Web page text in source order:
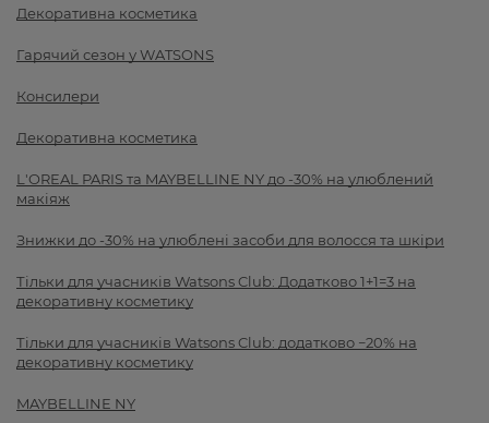
Декоративна косметика
Гарячий сезон у WATSONS
Консилери
Декоративна косметика
L'OREAL PARIS та MAYBELLINE NY до -30% на улюблений
макіяж
Знижки до -30% на улюблені засоби для волосся та шкіри
Тільки для учасників Watsons Club: Додатково 1+1=3 на
декоративну косметику
Тільки для учасників Watsons Club: додатково −20% на
декоративну косметику
MAYBELLINE NY